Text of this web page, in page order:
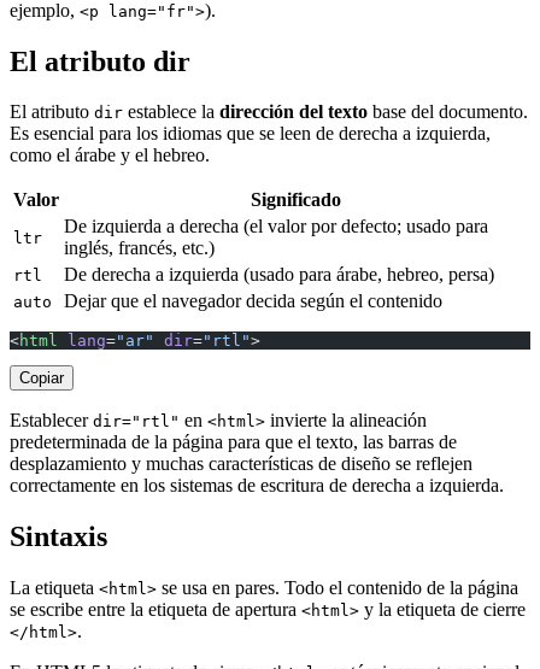
ejemplo, <p lang="fr">).
El atributo dir
El atributo dir establece la dirección del texto base del documento.
Es esencial para los idiomas que se leen de derecha a izquierda,
como el árabe y el hebreo.
Valor Significado
ltr
De izquierda a derecha (el valor por defecto; usado para
inglés, francés, etc.)
rtl De derecha a izquierda (usado para árabe, hebreo, persa)
auto Dejar que el navegador decida según el contenido
<html lang="ar" dir="rtl">
Copiar
Establecer dir="rtl" en <html> invierte la alineación
predeterminada de la página para que el texto, las barras de
desplazamiento y muchas características de diseño se reflejen
correctamente en los sistemas de escritura de derecha a izquierda.
Sintaxis
La etiqueta <html> se usa en pares. Todo el contenido de la página
se escribe entre la etiqueta de apertura <html> y la etiqueta de cierre
</html>.